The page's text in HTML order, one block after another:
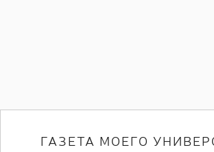
ГАЗЕТА МОЕГО